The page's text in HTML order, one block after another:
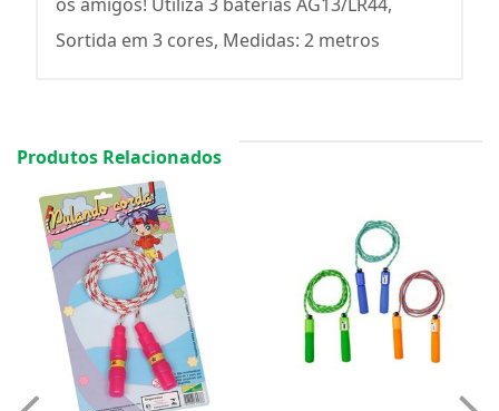
Sortida em 3 cores, Medidas: 2 metros
Produtos Relacionados